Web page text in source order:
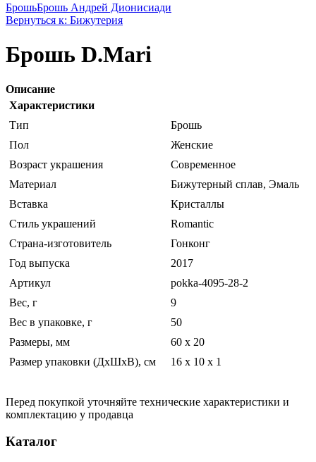
БрошьБрошь Андрей Дионисиади
Вернуться к: Бижутерия
Брошь D.Mari
Описание
Характеристики
Тип
Брошь
Пол
Женские
Возраст украшения
Современное
Материал
Бижутерный сплав, Эмаль
Вставка
Кристаллы
Стиль украшений
Romantic
Страна-изготовитель
Гонконг
Год выпуска
2017
Артикул
pokka-4095-28-2
Вес, г
9
Вес в упаковке, г
50
Размеры, мм
60 х 20
Размер упаковки (ДхШхВ), см
16 x 10 x 1
Перед покупкой уточняйте технические характеристики и
комплектацию у продавца
Каталог